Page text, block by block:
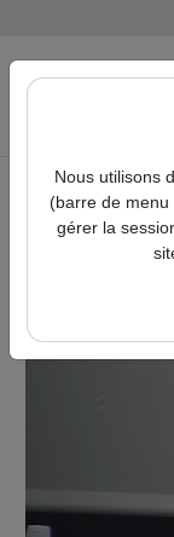
Accueil
Vidéos
Le commerce
Nous utilisons
(barre de menu
gérer la